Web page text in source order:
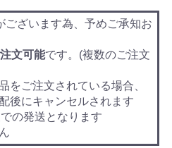
ございます為、予めご承知お
文可能です。(複数のご注文
をご注文されている場合、
後にキャンセルされます
の発送となります